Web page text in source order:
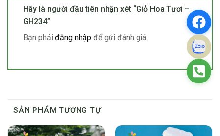
Hãy là người đầu tiên nhận xét “Giỏ Hoa Tươi –
GH234”
Bạn phải đăng nhập để gửi đánh giá.
SẢN PHẨM TƯƠNG TỰ